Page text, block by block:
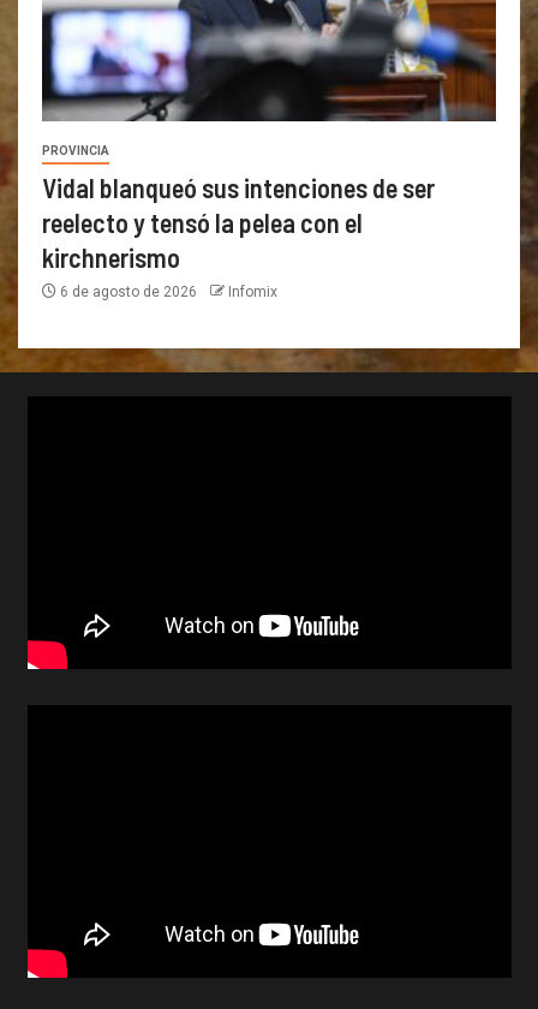
PROVINCIA
Vidal blanqueó sus intenciones de ser
reelecto y tensó la pelea con el
kirchnerismo
6 de agosto de 2026 Infomix